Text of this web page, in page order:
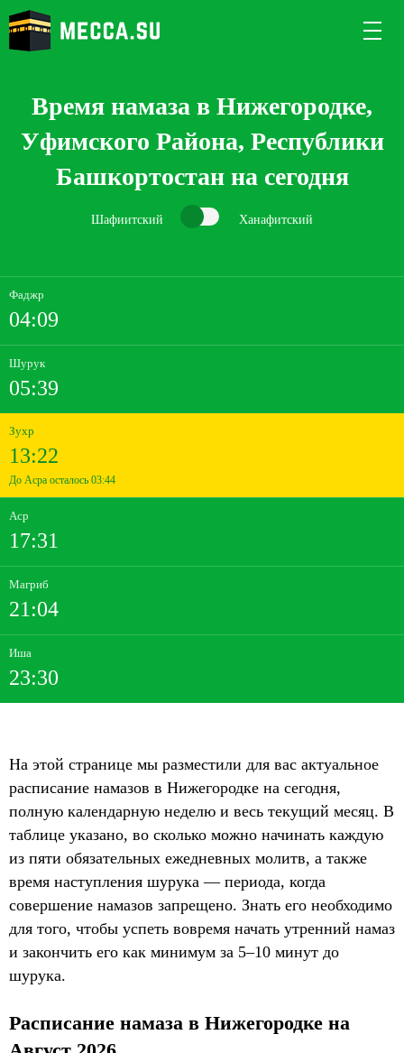
Время намаза в Нижегородке,
Уфимского Района, Республики
Башкортостан на сегодня
Шафиитский Ханафитский
Фаджр
04:09
Шурук
05:39
Зухр
13:22
До Асра осталось 03:44
Аср
17:31
Магриб
21:04
Иша
23:30
На этой странице мы разместили для вас актуальное
расписание намазов в Нижегородке на сегодня,
полную календарную неделю и весь текущий месяц. В
таблице указано, во сколько можно начинать каждую
из пяти обязательных ежедневных молитв, а также
время наступления шурука — периода, когда
совершение намазов запрещено. Знать его необходимо
для того, чтобы успеть вовремя начать утренний намаз
и закончить его как минимум за 5–10 минут до
шурука.
Расписание намаза в Нижегородке на